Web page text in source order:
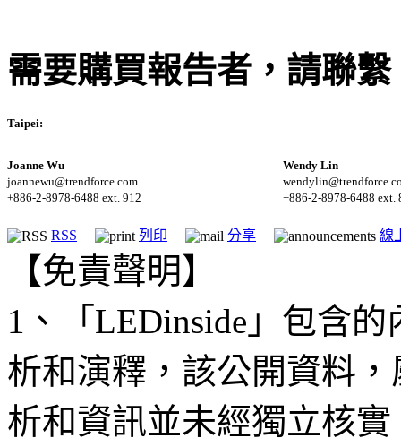
需要購買報告者，請聯繫
Taipei:
Joanne Wu
joannewu@trendforce.com
+886-2-8978-6488 ext. 912
Wendy Lin
+886-2-8978-6488 ext.
RSS 列印 分享 線
【免責聲明】
1、「LEDinside」包含
析和演釋，該公開資料
析和資訊並未經獨立核